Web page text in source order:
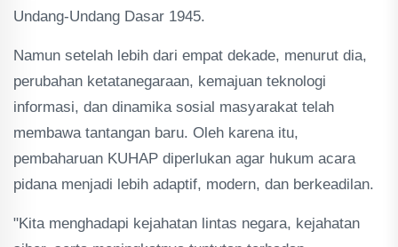
Undang-Undang Dasar 1945.
Namun setelah lebih dari empat dekade, menurut dia,
perubahan ketatanegaraan, kemajuan teknologi
informasi, dan dinamika sosial masyarakat telah
membawa tantangan baru. Oleh karena itu,
pembaharuan KUHAP diperlukan agar hukum acara
pidana menjadi lebih adaptif, modern, dan berkeadilan.
"Kita menghadapi kejahatan lintas negara, kejahatan